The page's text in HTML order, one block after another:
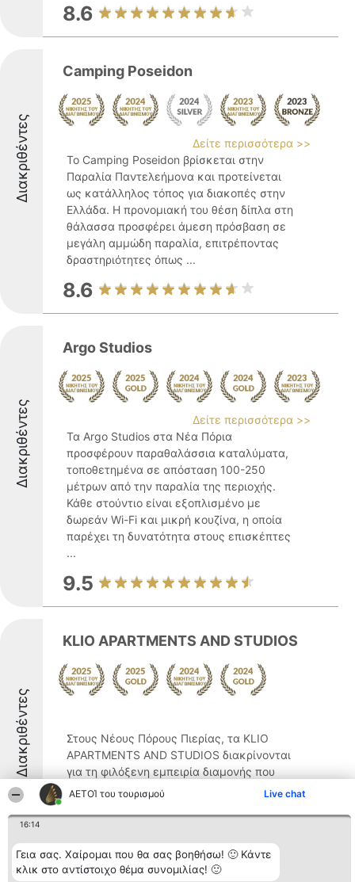
ΑΕΤΟΊ του τουρισμού Live chat
16:14
Γεια σας. Χαίρομαι που θα σας βοηθήσω! 🙂 Κάντε
κλικ στο αντίστοιχο θέμα συνομιλίας! 🙂
8.6
Διακριθέντες
Camping Poseidon
Δείτε περισσότερα >>
Το Camping Poseidon βρίσκεται στην
Παραλία Παντελεήμονα και προτείνεται
ως κατάλληλος τόπος για διακοπές στην
Ελλάδα. Η προνομιακή του θέση δίπλα στη
θάλασσα προσφέρει άμεση πρόσβαση σε
μεγάλη αμμώδη παραλία, επιτρέποντας
δραστηριότητες όπως ...
8.6
Διακριθέντες
Argo Studios
Δείτε περισσότερα >>
Τα Argo Studios στα Νέα Πόρια
προσφέρουν παραθαλάσσια καταλύματα,
τοποθετημένα σε απόσταση 100-250
μέτρων από την παραλία της περιοχής.
Κάθε στούντιο είναι εξοπλισμένο με
δωρεάν Wi-Fi και μικρή κουζίνα, η οποία
παρέχει τη δυνατότητα στους επισκέπτες
...
9.5
Διακριθέντες
KLIO APARTMENTS AND STUDIOS
Στους Νέους Πόρους Πιερίας, τα KLIO
APARTMENTS AND STUDIOS διακρίνονται
για τη φιλόξενη εμπειρία διαμονής που
προσφέρουν, αποτελώντας ιδανική
διακοπές κοντά στη θάλασσα. Τα
9.3